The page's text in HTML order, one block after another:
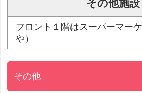
その他施設
フロント１階はスーパーマー
や）
その他